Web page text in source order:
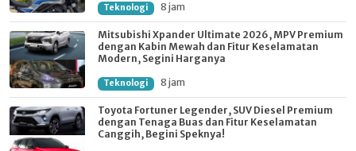
Teknologi 8 jam
Mitsubishi Xpander Ultimate 2026, MPV Premium
dengan Kabin Mewah dan Fitur Keselamatan
Modern, Segini Harganya
Teknologi 8 jam
Toyota Fortuner Legender, SUV Diesel Premium
dengan Tenaga Buas dan Fitur Keselamatan
Canggih, Begini Speknya!